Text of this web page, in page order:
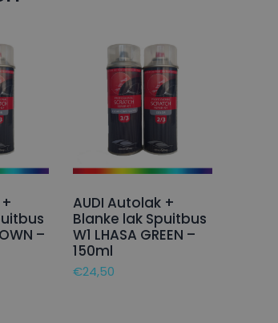
–
AUDI Autolak +
Blanke lak Spuitbus
W1 LHASA GREEN –
150ml
€24,50